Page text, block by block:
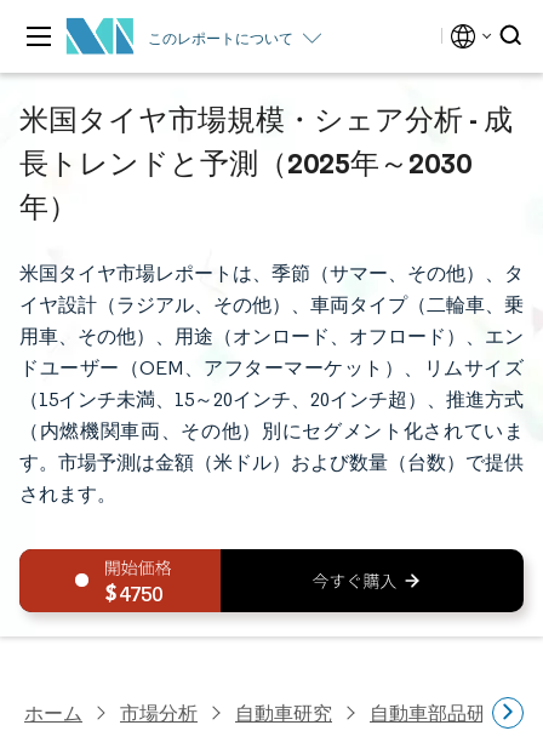
このレポートについて
米国タイヤ市場規模・シェア分析 - 成
長トレンドと予測（2025年～2030
年）
米国タイヤ市場レポートは、季節（サマー、その他）、タ
イヤ設計（ラジアル、その他）、車両タイプ（二輪車、乗
用車、その他）、用途（オンロード、オフロード）、エン
ドユーザー（OEM、アフターマーケット）、リムサイズ
（15インチ未満、15～20インチ、20インチ超）、推進方式
（内燃機関車両、その他）別にセグメント化されていま
す。市場予測は金額（米ドル）および数量（台数）で提供
されます。
4750
ホーム 市場分析 自動車研究 自動車部品研究